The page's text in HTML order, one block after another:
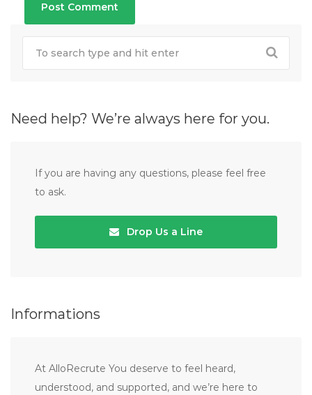
Need help? We’re always here for you.
If you are having any questions, please feel free
to ask.
Drop Us a Line
Informations
At AlloRecrute You deserve to feel heard,
understood, and supported, and we’re here to